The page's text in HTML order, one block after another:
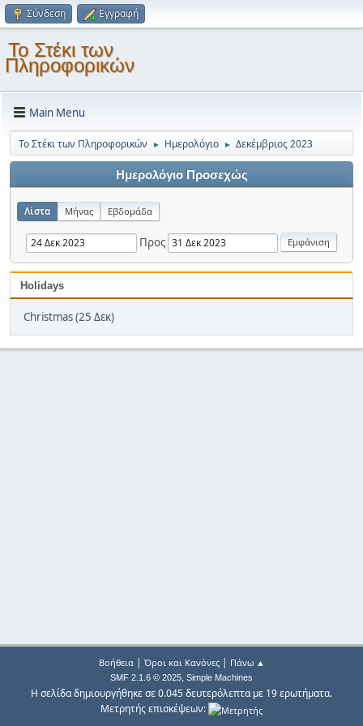
Σύνδεση Εγγραφή
Το Στέκι των
Πληροφορικών
Main Menu
Το Στέκι των Πληροφορικών ► Ημερολόγιο ► Δεκέμβριος 2023
Ημερολόγιο Προσεχώς
Λίστα Μήνας Εβδομάδα
Προς
Holidays
Christmas (25 Δεκ)
Βοήθεια| Όροι και Κανόνες| Πάνω ▲
SMF 2.1.6 © 2025, Simple Machines
Η σελίδα δημιουργήθηκε σε 0.045 δευτερόλεπτα με 19 ερωτήματα.
Μετρητής επισκέψεων: